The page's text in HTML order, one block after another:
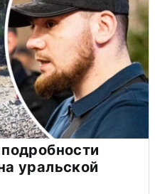
уральской